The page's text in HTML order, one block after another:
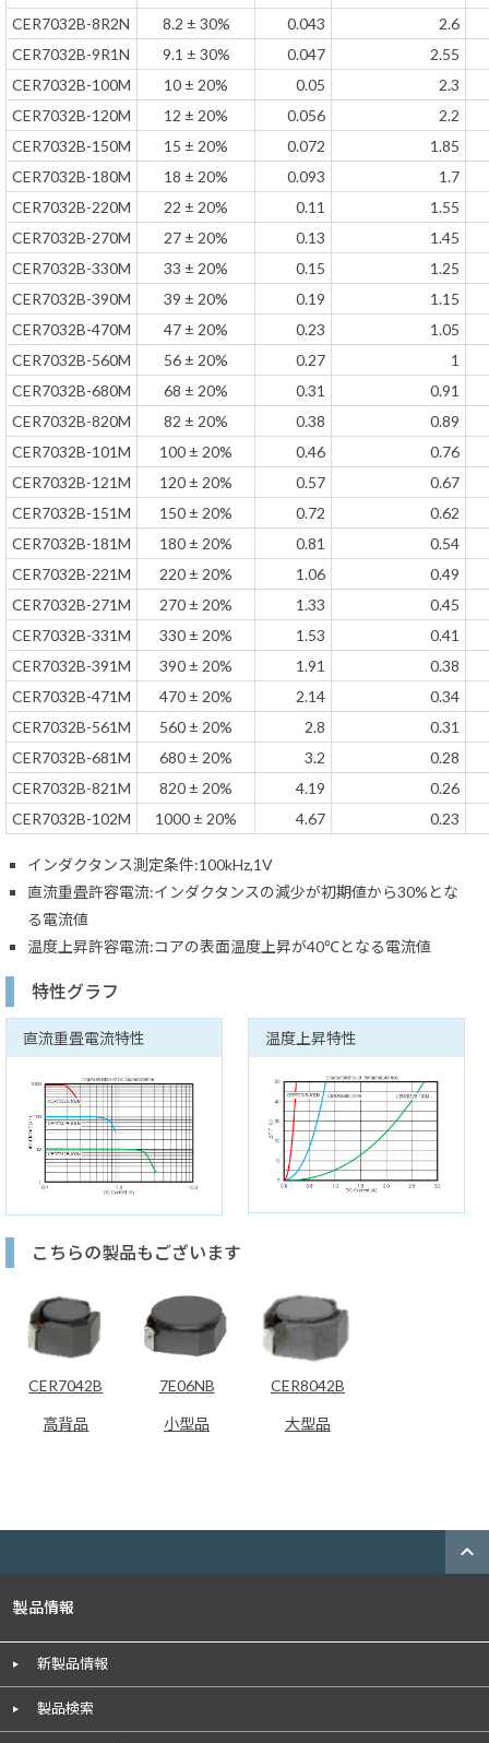
CER7032B-8R2N
8.2 ± 30% 0.043
2.6
CER7032B-9R1N
9.1 ± 30% 0.047
2.55
CER7032B-100M
10 ± 20% 0.05
2.3
CER7032B-120M
12 ± 20% 0.056
2.2
CER7032B-150M
15 ± 20% 0.072
1.85
CER7032B-180M
18 ± 20% 0.093
1.7
CER7032B-220M
22 ± 20% 0.11
1.55
CER7032B-270M
27 ± 20% 0.13
1.45
CER7032B-330M
33 ± 20% 0.15
1.25
CER7032B-390M
39 ± 20% 0.19
1.15
CER7032B-470M
47 ± 20% 0.23
1.05
CER7032B-560M
56 ± 20% 0.27
1
CER7032B-680M
68 ± 20% 0.31
0.91
CER7032B-820M
82 ± 20% 0.38
0.89
CER7032B-101M
100 ± 20% 0.46
0.76
CER7032B-121M
120 ± 20% 0.57
0.67
CER7032B-151M
150 ± 20% 0.72
0.62
CER7032B-181M
180 ± 20% 0.81
0.54
CER7032B-221M
220 ± 20% 1.06
0.49
CER7032B-271M
270 ± 20% 1.33
0.45
CER7032B-331M
330 ± 20% 1.53
0.41
CER7032B-391M
390 ± 20% 1.91
0.38
CER7032B-471M
470 ± 20% 2.14
0.34
CER7032B-561M
560 ± 20% 2.8
0.31
CER7032B-681M
680 ± 20% 3.2
0.28
CER7032B-821M
820 ± 20% 4.19
0.26
CER7032B-102M
1000 ± 20% 4.67 0.23
インダクタンス測定条件:100kHz,1V
直流重畳許容電流:インダクタンスの減少が初期値から30%とな
る電流値
温度上昇許容電流:コアの表面温度上昇が40℃となる電流値
特性グラフ
直流重畳電流特性 温度上昇特性
こちらの製品もございます
CER7042B
高背品
7E06NB
小型品
CER8042B
大型品
expand_less
製品情報
新製品情報
製品検索